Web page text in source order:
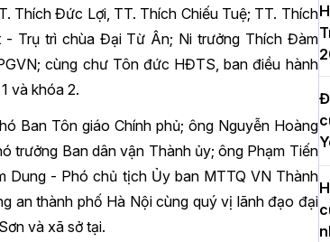
Thích Đức Lợi, TT. Thích Chiếu Tuệ; TT. Thích
Trụ trì chùa Đại Từ Ân; Ni trưởng Thích Đàm
cùng chư Tôn đức HĐTS, ban điều hành
và khóa 2.
Ban Tôn giáo Chính phủ; ông Nguyễn Hoàng
trưởng Ban dân vận Thành ủy; ông Phạm Tiến
Dung - Phó chủ tịch Ủy ban MTTQ VN Thành
an thành phố Hà Nội cùng quý vị lãnh đạo đại
và xã sở tại.